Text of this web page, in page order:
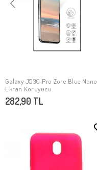
SEPETE EKLE
Galaxy J530 Pro Zore Blue Nano
Ekran Koruyucu
282,90 TL